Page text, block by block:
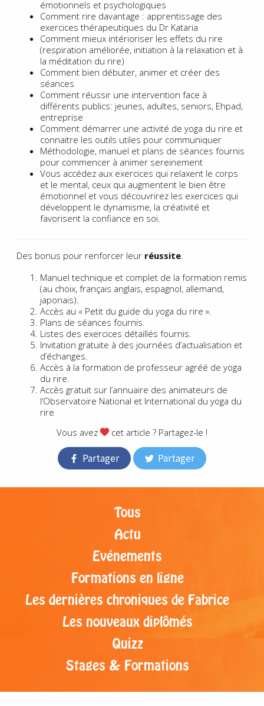
émotionnels et psychologiques
Comment rire davantage : apprentissage des
exercices thérapeutiques du Dr Kataria
Comment mieux intérioriser les effets du rire
(respiration améliorée, initiation à la relaxation et à
la méditation du rire)
Comment bien débuter, animer et créer des
séances
Comment réussir une intervention face à
différents publics: jeunes, adultes, seniors, Ehpad,
entreprise
Comment démarrer une activité de yoga du rire et
connaitre les outils utiles pour communiquer
Méthodologie, manuel et plans de séances fournis
pour commencer à animer sereinement
Vous accédez aux exercices qui relaxent le corps
et le mental, ceux qui augmentent le bien être
émotionnel et vous découvrirez les exercices qui
développent le dynamisme, la créativité et
favorisent la confiance en soi.
Des bonus pour renforcer leur réussite.
Manuel technique et complet de la formation remis
(au choix, français anglais, espagnol, allemand,
japonais).
Accès au « Petit du guide du yoga du rire ».
Plans de séances fournis.
Listes des exercices détaillés fournis.
Invitation gratuite à des journées d’actualisation et
d’échanges.
Accès à la formation de professeur agréé de yoga
du rire.
Accès gratuit sur l’annuaire des animateurs de
l’Observatoire National et International du yoga du
rire
Vous avez
cet article ? Partagez-le !
Partager Partager
Tous
Actu
Evénements
Formations en ligne
Les dernières chroniques de Fabrice
Les nouveaux diplômés
Quizz
Stages & Formations